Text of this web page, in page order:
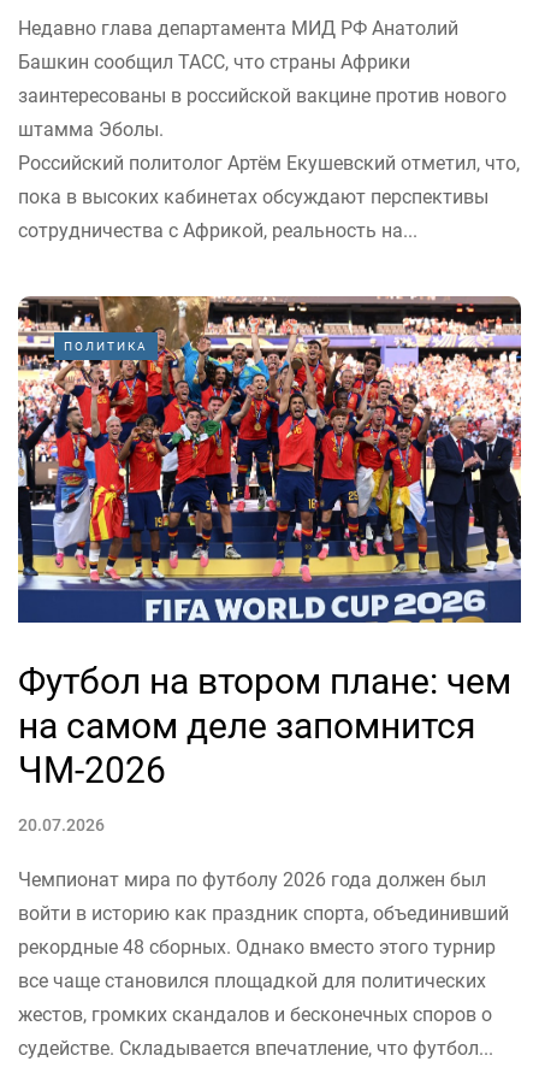
Недавно глава департамента МИД РФ Анатолий
Башкин сообщил ТАСС, что страны Африки
заинтересованы в российской вакцине против нового
штамма Эболы.
Российский политолог Артём Екушевский отметил, что,
пока в высоких кабинетах обсуждают перспективы
сотрудничества с Африкой, реальность на...
ПОЛИТИКА
Футбол на втором плане: чем
на самом деле запомнится
ЧМ-2026
20.07.2026
Чемпионат мира по футболу 2026 года должен был
войти в историю как праздник спорта, объединивший
рекордные 48 сборных. Однако вместо этого турнир
все чаще становился площадкой для политических
жестов, громких скандалов и бесконечных споров о
судействе. Складывается впечатление, что футбол...